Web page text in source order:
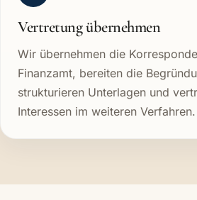
Vertretung übernehmen
Wir übernehmen die
Finanzamt, bereiten die
strukturieren Unterlagen und
Interessen im weiteren Verfahren.